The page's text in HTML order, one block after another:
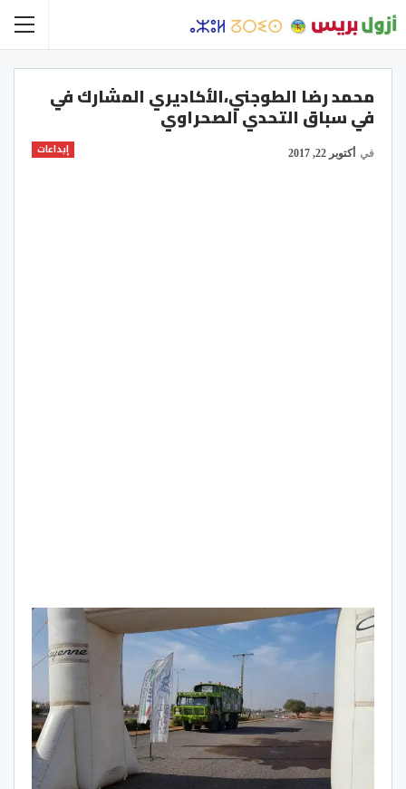
محمد رضا الطوجني،الأكاديري المشارك في
في سباق التحدي الصحراوي
إبداعات في أكتوبر 22, 2017